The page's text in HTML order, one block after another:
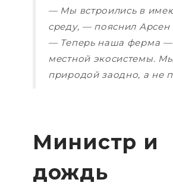
— Мы встроились в
среду, — пояснил Арсен
— Теперь наша ферма —
местной экосистемы.
природой заодно, а не
Министр и
дождь